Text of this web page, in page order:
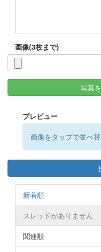
画像(3枚まで)
写真
プレビュー
画像をタップで並べ
新着順
スレッドがありません
関連順